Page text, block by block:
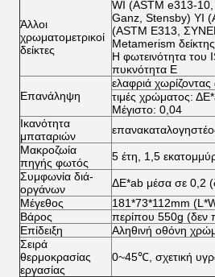
Άλλοι
χρωματομετρικοί
δείκτες
WI (ASTM e313-
Ganz, Stensby) YI
(ASTM E313,
Metamerism
Η φωτεινότητα του
πυκνότητα Ε
Επανάληψη
ελαφριά
τιμές χρώματος:
Μέγιστο: 0,04
Ικανότητα
μπαταριών
Μακροζωία
πηγής φωτός
5 έτη, 1,5
Συμφωνία διά-
οργάνων
ΔE*ab μέσα σε 0,2
Μέγεθος
181*73*112mm
Βάρος
περίπου 550g (δεν
Επίδειξη
Αληθινή οθόνη
Σειρά
θερμοκρασίας
εργασίας
0~45℃, σχετική